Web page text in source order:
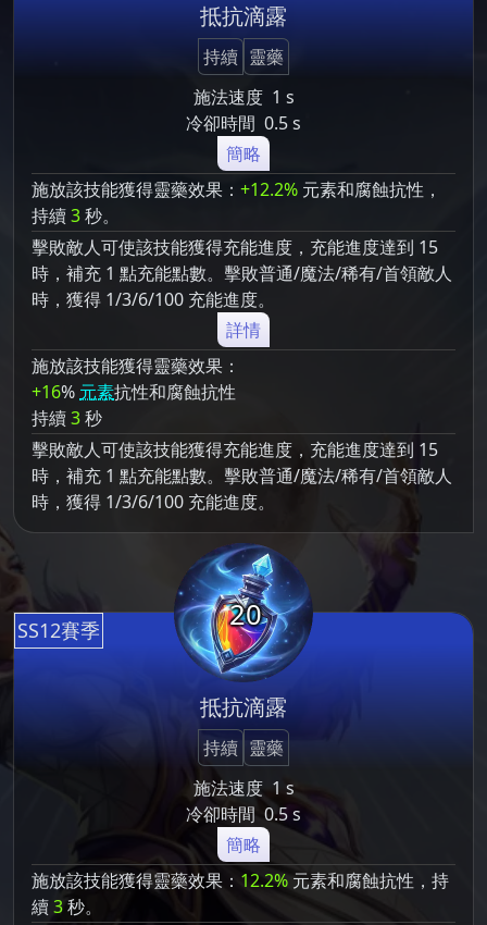
抵抗滴露
持續 靈藥
施法速度 1 s
冷卻時間 0.5 s
簡略
施放該技能獲得靈藥效果： +12.2% 元素和腐蝕抗性，
持續3秒。
擊敗敵人可使該技能獲得充能進度，充能進度達到 15
時，補充 1 點充能點數。擊敗普通/魔法/稀有/首領敵人
時，獲得 1/3/6/100 充能進度。
詳情
施放該技能獲得靈藥效果：
+16% 元素抗性和腐蝕抗性
持續3秒
擊敗敵人可使該技能獲得充能進度，充能進度達到 15
時，補充 1 點充能點數。擊敗普通/魔法/稀有/首領敵人
時，獲得 1/3/6/100 充能進度。
SS12賽季 20
抵抗滴露
持續 靈藥
施法速度 1 s
冷卻時間 0.5 s
簡略
施放該技能獲得靈藥效果： 12.2% 元素和腐蝕抗性，持
續3秒。